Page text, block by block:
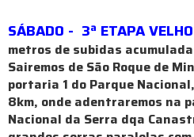
SÁBADO - 3ª ETAPA VELHO
metros de subidas
Sairemos de São Roque de
portaria 1 do Parque
8km, onde adentraremos na
Nacional da Serra dqa